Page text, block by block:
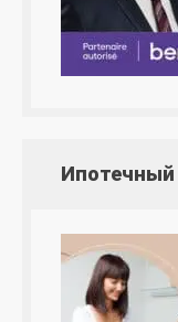
Ипотечный